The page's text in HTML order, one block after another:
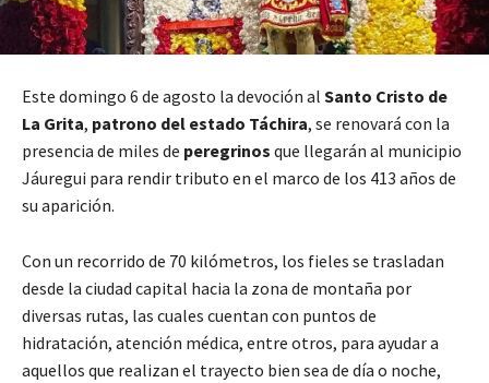
Este domingo 6 de agosto la devoción al Santo Cristo de
La Grita, patrono del estado Táchira, se renovará con la
presencia de miles de peregrinos que llegarán al municipio
Jáuregui para rendir tributo en el marco de los 413 años de
su aparición.
Con un recorrido de 70 kilómetros, los fieles se trasladan
desde la ciudad capital hacia la zona de montaña por
diversas rutas, las cuales cuentan con puntos de
hidratación, atención médica, entre otros, para ayudar a
aquellos que realizan el trayecto bien sea de día o noche,